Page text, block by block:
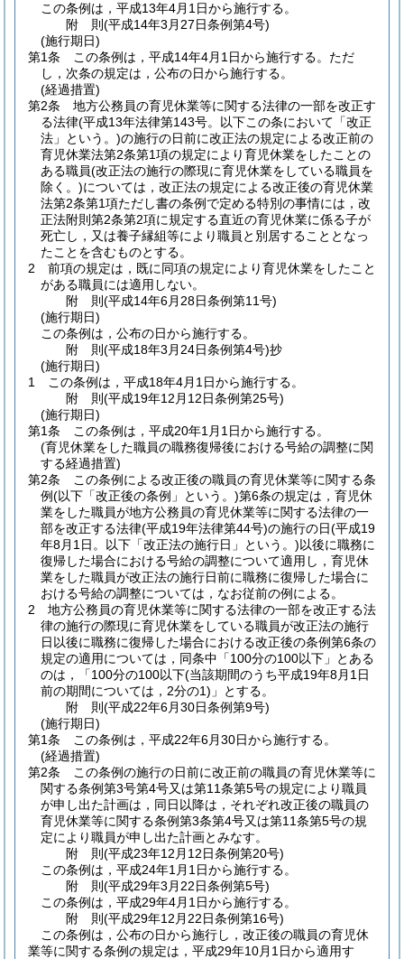
この条例は，平成13年4月1日から施行する。
附 則(平成14年3月27日条例第4号)
(施行期日)
第1条
この条例は，平成14年4月1日から施行する。 ただ
し，次条の規定は，公布の日から施行する。
(経過措置)
第2条
地方公務員の育児休業等に関する法律の一部を改正す
る法律(平成13年法律第143号。以下この条において「改正
法」という。)の施行の日前に改正法の規定による改正前の
育児休業法第2条第1項の規定により育児休業をしたことの
ある職員(改正法の施行の際現に育児休業をしている職員を
除く。)については，改正法の規定による改正後の育児休業
法第2条第1項ただし書の条例で定める特別の事情には，改
正法附則第2条第2項に規定する直近の育児休業に係る子が
死亡し，又は養子縁組等により職員と別居することとなっ
たことを含むものとする。
2
前項の規定は，既に同項の規定により育児休業をしたこと
がある職員には適用しない。
附 則(平成14年6月28日条例第11号)
(施行期日)
この条例は，公布の日から施行する。
附 則(平成18年3月24日条例第4号)抄
(施行期日)
1
この条例は，平成18年4月1日から施行する。
附 則(平成19年12月12日条例第25号)
(施行期日)
第1条
この条例は，平成20年1月1日から施行する。
(育児休業をした職員の職務復帰後における号給の調整に関
する経過措置)
第2条
この条例による改正後の職員の育児休業等に関する条
例(以下「改正後の条例」という。)第6条の規定は，育児休
業をした職員が地方公務員の育児休業等に関する法律の一
部を改正する法律(平成19年法律第44号)の施行の日(平成19
年8月1日。以下「改正法の施行日」という。)以後に職務に
復帰した場合における号給の調整について適用し，育児休
業をした職員が改正法の施行日前に職務に復帰した場合に
おける号給の調整については，なお従前の例による。
2
地方公務員の育児休業等に関する法律の一部を改正する法
律の施行の際現に育児休業をしている職員が改正法の施行
日以後に職務に復帰した場合における改正後の条例第6条の
規定の適用については，同条中「100分の100以下」とある
のは，「100分の100以下(当該期間のうち平成19年8月1日
前の期間については，2分の1) 」とする。
附 則(平成22年6月30日条例第9号)
(施行期日)
第1条
この条例は，平成22年6月30日から施行する。
(経過措置)
第2条
この条例の施行の日前に改正前の職員の育児休業等に
関する条例第3号第4号又は第11条第5号の規定により職員
が申し出た計画は，同日以降は，それぞれ改正後の職員の
育児休業等に関する条例第3条第4号又は第11条第5号の規
定により職員が申し出た計画とみなす。
附 則(平成23年12月12日条例第20号)
この条例は，平成24年1月1日から施行する。
附 則(平成29年3月22日条例第5号)
この条例は，平成29年4月1日から施行する。
附 則(平成29年12月22日条例第16号)
この条例は，公布の日から施行し，改正後の職員の育児休
業等に関する条例の規定は，平成29年10月1日から適用す